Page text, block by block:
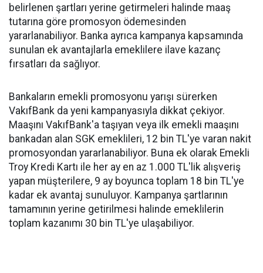
belirlenen şartları yerine getirmeleri halinde maaş
tutarına göre promosyon ödemesinden
yararlanabiliyor. Banka ayrıca kampanya kapsamında
sunulan ek avantajlarla emeklilere ilave kazanç
fırsatları da sağlıyor.
Bankaların emekli promosyonu yarışı sürerken
VakıfBank da yeni kampanyasıyla dikkat çekiyor.
Maaşını VakıfBank'a taşıyan veya ilk emekli maaşını
bankadan alan SGK emeklileri, 12 bin TL'ye varan nakit
promosyondan yararlanabiliyor. Buna ek olarak Emekli
Troy Kredi Kartı ile her ay en az 1.000 TL'lik alışveriş
yapan müşterilere, 9 ay boyunca toplam 18 bin TL'ye
kadar ek avantaj sunuluyor. Kampanya şartlarının
tamamının yerine getirilmesi halinde emeklilerin
toplam kazanımı 30 bin TL'ye ulaşabiliyor.